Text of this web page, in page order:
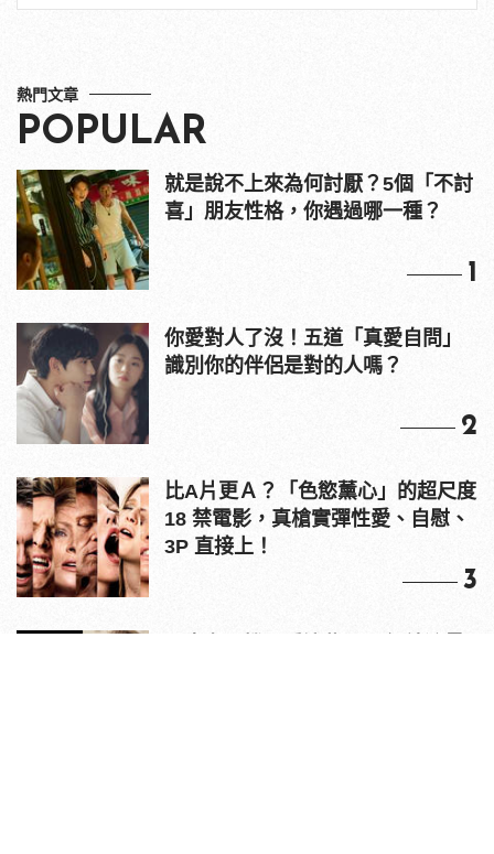
熱門文章
POPULAR
就是說不上來為何討厭？5個「不討
喜」朋友性格，你遇過哪一種？
1
你愛對人了沒！五道「真愛自問」
識別你的伴侶是對的人嗎？
2
比A片更Ａ？「色慾薰心」的超尺度
18 禁電影，真槍實彈性愛、自慰、
3P 直接上！
3